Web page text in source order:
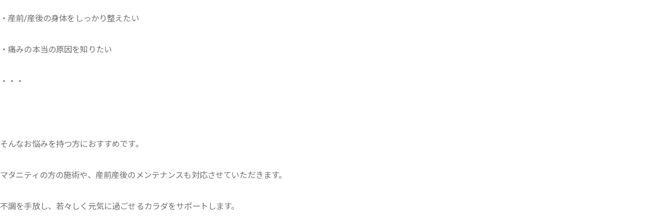
・産前/産後の身体をしっかり整えたい
・痛みの本当の原因を知りたい
・・・
そんなお悩みを持つ方におすすめです。
マタニティの方の施術や、産前産後のメンテナンスも対応させていただきます。
不調を手放し、若々しく元気に過ごせるカラダをサポートします。